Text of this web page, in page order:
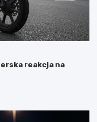
reakcja na